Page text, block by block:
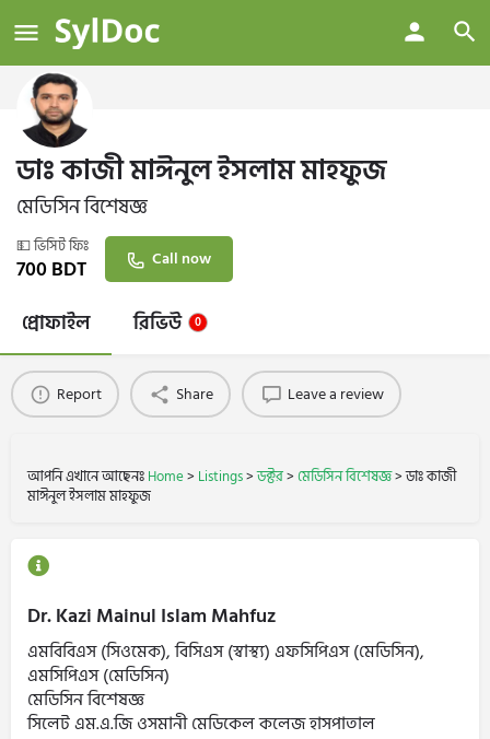
ডাঃ কাজী মাঈনুল ইসলাম মাহফুজ
মেডিসিন বিশেষজ্ঞ
💵 ভিসিট ফিঃ
700BDT Call now
প্রোফাইল রিভিউ 0
Report Share Leave a review
আপনি এখানে আছেনঃHome> Listings>ডক্টর>মেডিসিন বিশেষজ্ঞ>ডাঃ কাজী
মাঈনুল ইসলাম মাহফুজ
Dr. Kazi Mainul Islam Mahfuz
এমবিবিএস (সিওমেক), বিসিএস (স্বাস্থ্য) এফসিপিএস (মেডিসিন),
এমসিপিএস (মেডিসিন)
মেডিসিন বিশেষজ্ঞ
সিলেট এম.এ.জি ওসমানী মেডিকেল কলেজ হাসপাতাল